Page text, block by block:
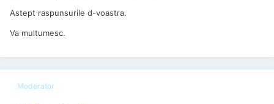
Astept raspunsurile d-voastra.
Va multumesc.
Moderator